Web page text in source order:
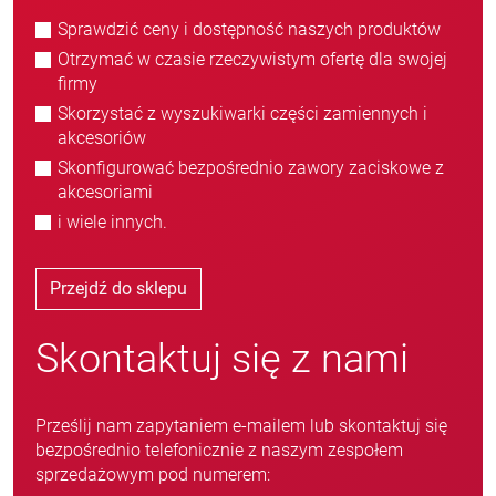
Sprawdzić ceny i dostępność naszych produktów
Otrzymać w czasie rzeczywistym ofertę dla swojej
firmy
Skorzystać z wyszukiwarki części zamiennych i
akcesoriów
Skonfigurować bezpośrednio zawory zaciskowe z
akcesoriami
i wiele innych.
Przejdź do sklepu
Skontaktuj się z nami
Prześlij nam zapytaniem e-mailem lub skontaktuj się
bezpośrednio telefonicznie z naszym zespołem
sprzedażowym pod numerem: